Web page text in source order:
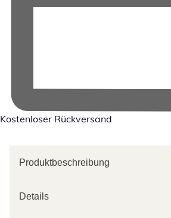
Kostenloser Rückversand
Produktbeschreibung
Details